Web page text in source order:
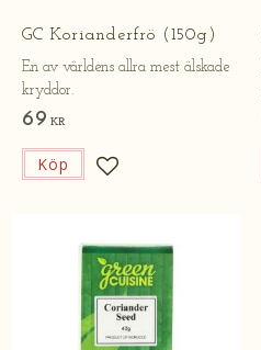
GC Korianderfrö (150g)
En av världens allra mest älskade
kryddor.
69 KR
Lägg till i favoriter
Köp